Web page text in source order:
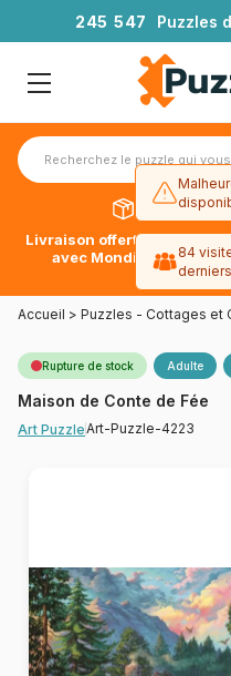
245 547 Puzzles
Livraison offerte dès 39€*
avec Mondial Relay
Accueil > Puzzles - Cottages et
Rupture de stock Adulte
Maison de Conte de Fée
Art PuzzleArt-Puzzle-4223
84